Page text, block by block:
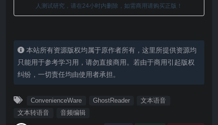
人测试研究，请在24小时内删除，如需商用请购买正版！
本站所有资源版权均属于原作者所有，这里所提供资源均
只能用于参考学习用，请勿直接商用。若由于商用引起版权
纠纷，一切责任均由使用者承担。
ConvenienceWare GhostReader
文本语音
文本转语音
音频编辑